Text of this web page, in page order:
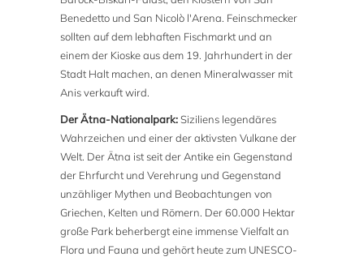
Benedetto und San Nicolò l'Arena. Feinschmecker
sollten auf dem lebhaften Fischmarkt und an
einem der Kioske aus dem 19. Jahrhundert in der
Stadt Halt machen, an denen Mineralwasser mit
Anis verkauft wird.
Der Ätna-Nationalpark:Siziliens legendäres
Wahrzeichen und einer der aktivsten Vulkane der
Welt. Der Ätna ist seit der Antike ein Gegenstand
der Ehrfurcht und Verehrung und Gegenstand
unzähliger Mythen und Beobachtungen von
Griechen, Kelten und Römern. Der 60.000 Hektar
große Park beherbergt eine immense Vielfalt an
Flora und Fauna und gehört heute zum UNESCO-